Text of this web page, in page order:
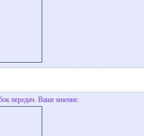
передач. Ваше мнение.